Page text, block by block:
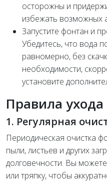
осторожны и
избежать возможных
Запустите фонтан и
Убедитесь, что вода
равномерно, без
необходимости,
установите
Правила
1. Регулярная
Периодическая очистка
пыли, листьев и других
долговечности. Вы
или тряпку, чтобы